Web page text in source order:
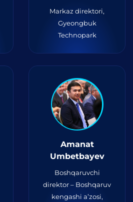
Markaz direktori,
Gyeongbuk
Technopark
Amanat
Umbetbayev
Boshqaruvchi
direktor – Boshqaruv
kengashi a’zosi,